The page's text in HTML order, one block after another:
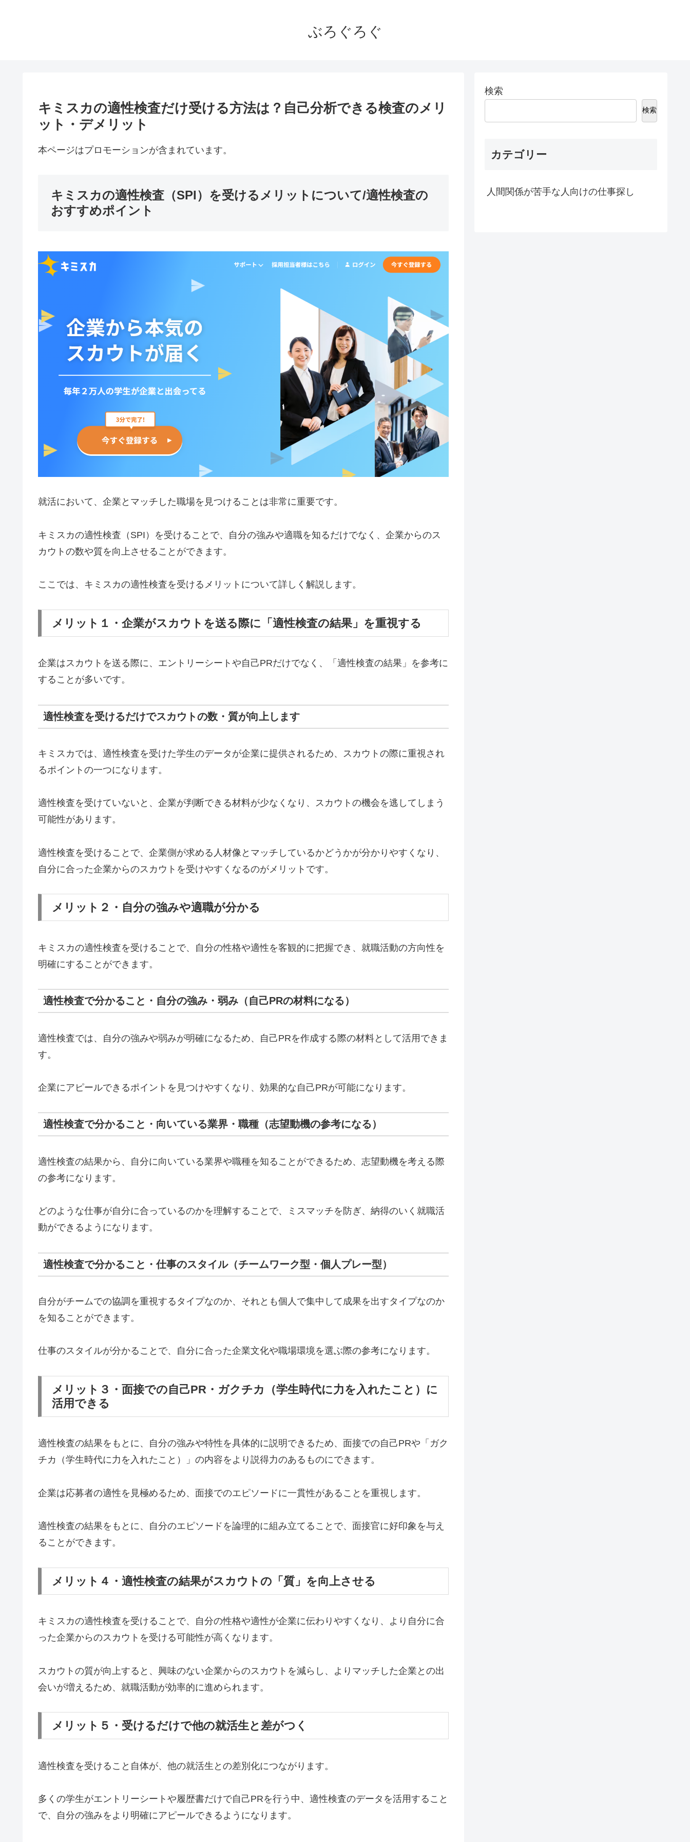
ぶろぐろぐ
キミスカの適性検査だけ受ける方法は？自己分析できる検査のメリ
ット・デメリット
本ページはプロモーションが含まれています。
キミスカの適性検査（SPI）を受けるメリットについて/適性検査の
おすすめポイント
就活において、企業とマッチした職場を見つけることは非常に重要です。
キミスカの適性検査（SPI）を受けることで、自分の強みや適職を知るだけでなく、企業からのス
カウトの数や質を向上させることができます。
ここでは、キミスカの適性検査を受けるメリットについて詳しく解説します。
メリット１・企業がスカウトを送る際に「適性検査の結果」を重視する
企業はスカウトを送る際に、エントリーシートや自己PRだけでなく、「適性検査の結果」を参考に
することが多いです。
適性検査を受けるだけでスカウトの数・質が向上します
キミスカでは、適性検査を受けた学生のデータが企業に提供されるため、スカウトの際に重視され
るポイントの一つになります。
適性検査を受けていないと、企業が判断できる材料が少なくなり、スカウトの機会を逃してしまう
可能性があります。
適性検査を受けることで、企業側が求める人材像とマッチしているかどうかが分かりやすくなり、
自分に合った企業からのスカウトを受けやすくなるのがメリットです。
メリット２・自分の強みや適職が分かる
キミスカの適性検査を受けることで、自分の性格や適性を客観的に把握でき、就職活動の方向性を
明確にすることができます。
適性検査で分かること・自分の強み・弱み（自己PRの材料になる）
適性検査では、自分の強みや弱みが明確になるため、自己PRを作成する際の材料として活用できま
す。
企業にアピールできるポイントを見つけやすくなり、効果的な自己PRが可能になります。
適性検査で分かること・向いている業界・職種（志望動機の参考になる）
適性検査の結果から、自分に向いている業界や職種を知ることができるため、志望動機を考える際
の参考になります。
どのような仕事が自分に合っているのかを理解することで、ミスマッチを防ぎ、納得のいく就職活
動ができるようになります。
適性検査で分かること・仕事のスタイル（チームワーク型・個人プレー型）
自分がチームでの協調を重視するタイプなのか、それとも個人で集中して成果を出すタイプなのか
を知ることができます。
仕事のスタイルが分かることで、自分に合った企業文化や職場環境を選ぶ際の参考になります。
メリット３・面接での自己PR・ガクチカ（学生時代に力を入れたこと）に
活用できる
適性検査の結果をもとに、自分の強みや特性を具体的に説明できるため、面接での自己PRや「ガク
チカ（学生時代に力を入れたこと）」の内容をより説得力のあるものにできます。
企業は応募者の適性を見極めるため、面接でのエピソードに一貫性があることを重視します。
適性検査の結果をもとに、自分のエピソードを論理的に組み立てることで、面接官に好印象を与え
ることができます。
メリット４・適性検査の結果がスカウトの「質」を向上させる
キミスカの適性検査を受けることで、自分の性格や適性が企業に伝わりやすくなり、より自分に合
った企業からのスカウトを受ける可能性が高くなります。
スカウトの質が向上すると、興味のない企業からのスカウトを減らし、よりマッチした企業との出
会いが増えるため、就職活動が効率的に進められます。
メリット５・受けるだけで他の就活生と差がつく
適性検査を受けること自体が、他の就活生との差別化につながります。
多くの学生がエントリーシートや履歴書だけで自己PRを行う中、適性検査のデータを活用すること
で、自分の強みをより明確にアピールできるようになります。
検索
検索
カテゴリー
人間関係が苦手な人向けの仕事探し